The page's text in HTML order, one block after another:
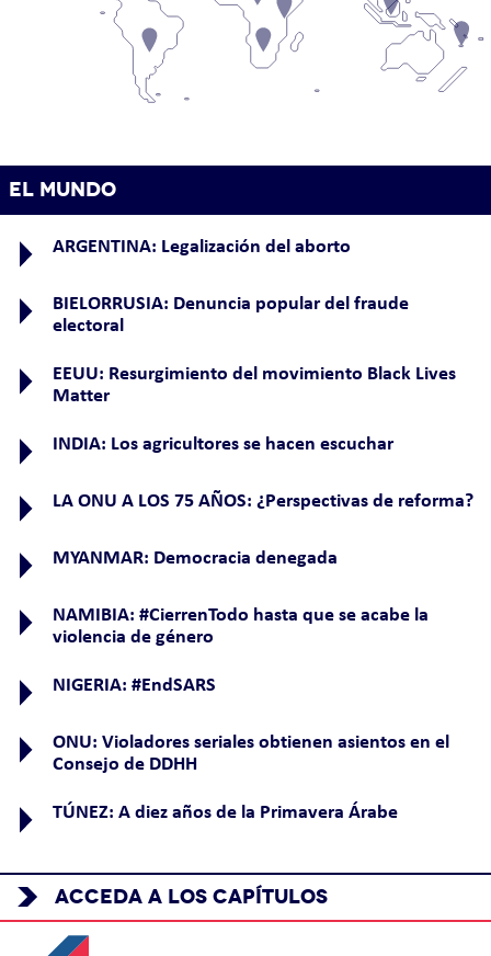
EL MUNDO
ARGENTINA: Legalización del aborto
BIELORRUSIA: Denuncia popular del fraude
electoral
EEUU: Resurgimiento del movimiento Black Lives
Matter
INDIA: Los agricultores se hacen escuchar
LA ONU A LOS 75 AÑOS: ¿Perspectivas de reforma?
MYANMAR: Democracia denegada
NAMIBIA: #CierrenTodo hasta que se acabe la
violencia de género
NIGERIA: #EndSARS
ONU: Violadores seriales obtienen asientos en el
Consejo de DDHH
TÚNEZ: A diez años de la Primavera Árabe
ACCEDA A LOS CAPÍTULOS